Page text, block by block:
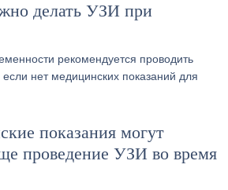
делать УЗИ при
рекомендуется проводить
нет медицинских показаний для
показания могут
проведение УЗИ во время